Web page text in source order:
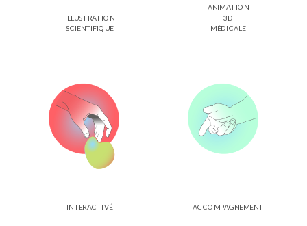
ILLUSTRATION
SCIENTIFIQUE
ANIMATION
3D
MÉDICALE
INTERACTIVÉ ACCOMPAGNEMENT